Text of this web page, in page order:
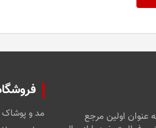
عنوان اولین مرجع
مد و پوشاک